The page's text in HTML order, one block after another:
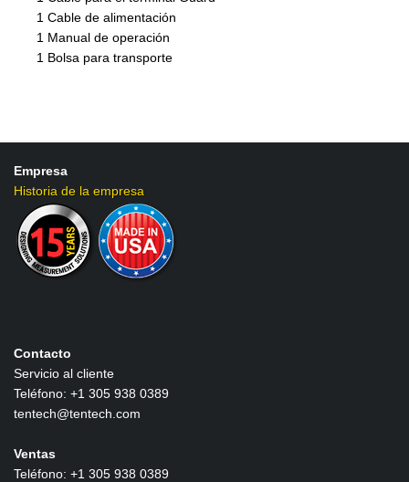
1 Cable de alimentación
1 Manual de operación
1 Bolsa para transporte
Empresa
Historia de la empresa
Contacto
Servicio al cliente
Teléfono: +1 305 938 0389
tentech@tentech.com
Ventas
Teléfono: +1 305 938 0389